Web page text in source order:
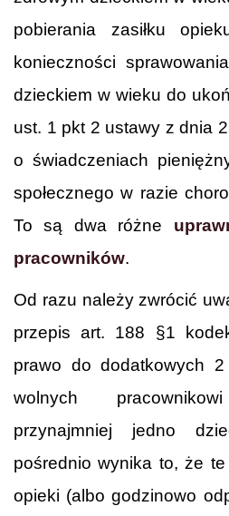
pobierania zasiłku
konieczności
dzieckiem w wieku do
ust. 1 pkt 2 ustawy z dnia
o świadczeniach
społecznego w razie
To są dwa różne
pracowników.
Od razu należy zwrócić
przepis art. 188 §1
prawo do dodatkowych
wolnych
przynajmniej jedno
pośrednio wynika to, że
opieki (albo godzinowo